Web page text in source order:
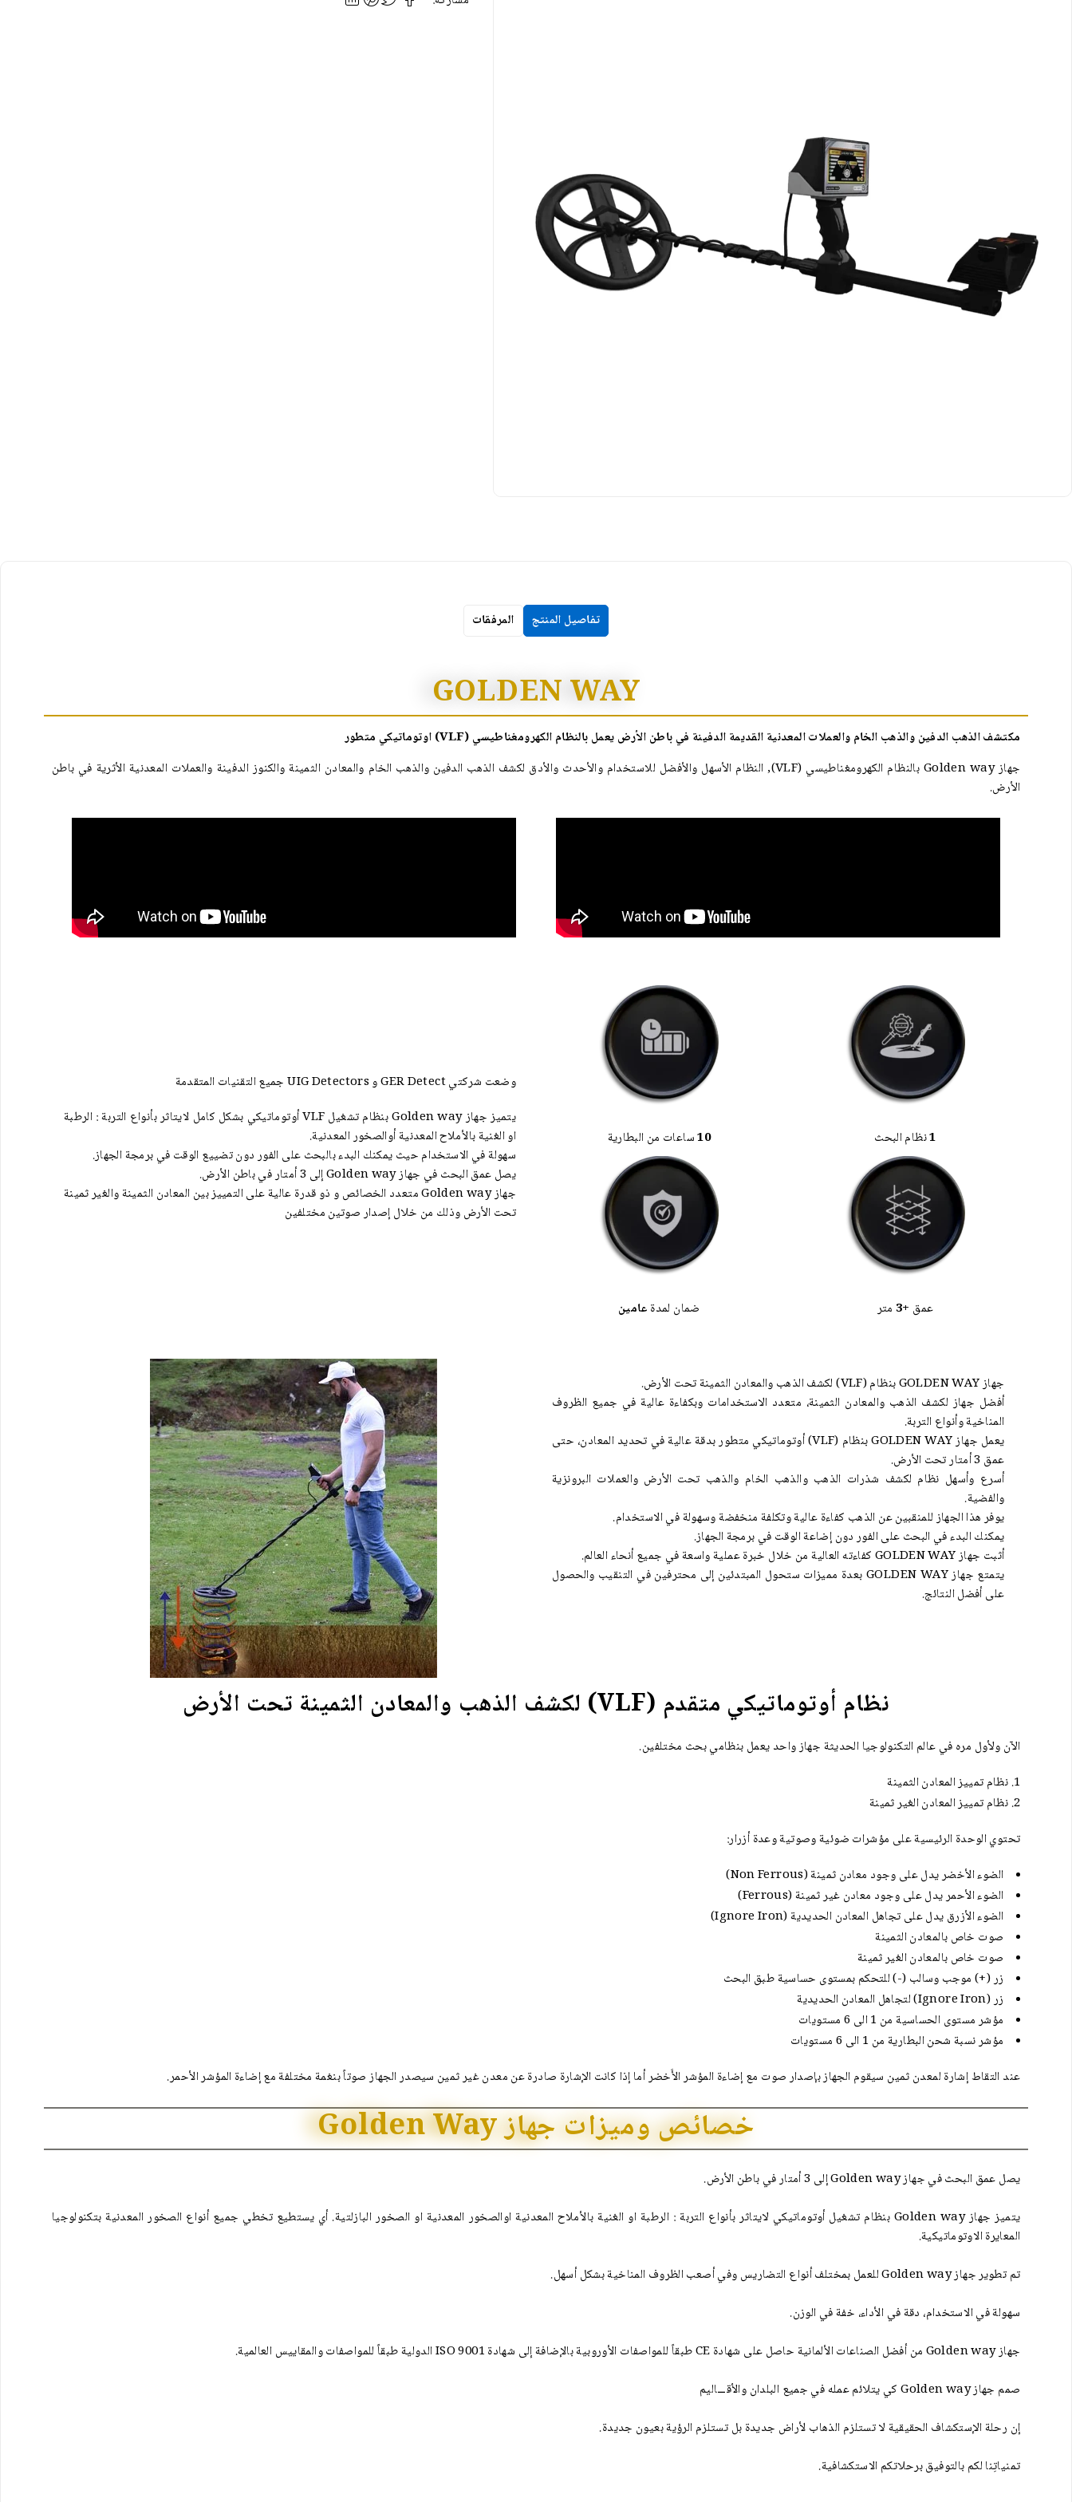
تفاصيل المنتج المرفقات
GOLDEN WAY
مكتشف الذهب الدفين والذهب الخام والعملات المعدنية القديمة الدفينة في باطن الأرض يعمل بالنظام الكهرومغناطيسي (VLF) اوتوماتيكي متطور
جهاز Golden way بالنظام الكهرومغناطيسي (VLF), النظام الأسهل والأفضل للاستخدام والأحدث والأدق لكشف الذهب الدفين والذهب الخام والمعادن الثمينة والكنوز الدفينة والعملات المعدنية الأثرية في باطن
الأرض.
1نظام البحث 10ساعات من البطارية
عمق +3 متر ضمان لمدةعامين
وضعت شركتي GER Detect و UIG Detectors جميع التقنيات المتقدمة
يتميز جهاز Golden way بنظام تشغيل VLF أوتوماتيكي بشكل كامل لايتاثر بأنواع التربة : الرطبة
او الغنية بالأملاح المعدنية أوالصخور المعدنية.
سهولة في الاستخدام حيث يمكنك البدء بالبحث على الفور دون تضييع الوقت في برمجة الجهاز.
يصل عمق البحث في جهاز Golden way إلى 3 أمتار في باطن الأرض.
جهاز Golden way متعدد الخصائص و ذو قدرة عالية على التمييز بين المعادن الثمينة والغير ثمينة
تحت الأرض وذلك من خلال إصدار صوتين مختلفين
جهاز GOLDEN WAY بنظام (VLF) لكشف الذهب والمعادن الثمينة تحت الأرض.
أفضل جهاز لكشف الذهب والمعادن الثمينة، متعدد الاستخدامات وبكفاءة عالية في جميع الظروف
المناخية وأنواع التربة.
يعمل جهاز GOLDEN WAY بنظام (VLF) أوتوماتيكي متطور بدقة عالية في تحديد المعادن، حتى
عمق 3 أمتار تحت الأرض.
أسرع وأسهل نظام لكشف شذرات الذهب والذهب الخام والذهب تحت الأرض والعملات البرونزية
والفضية.
يوفر هذا الجهاز للمنقبين عن الذهب كفاءة عالية وتكلفة منخفضة وسهولة في الاستخدام.
يمكنك البدء في البحث على الفور دون إضاعة الوقت في برمجة الجهاز.
أثبت جهاز GOLDEN WAY كفاءته العالية من خلال خبرة عملية واسعة في جميع أنحاء العالم.
يتمتع جهاز GOLDEN WAY بعدة مميزات ستحول المبتدئين إلى محترفين في التنقيب والحصول
على أفضل النتائج.
نظام أوتوماتيكي متقدم (VLF) لكشف الذهب والمعادن الثمينة تحت الأرض
الآن ولأول مره في عالم التكنولوجيا الحديثة جهاز واحد يعمل بنظامي بحث مختلفين.
نظام تمييز المعادن الثمينة
نظام تمييز المعادن الغير ثمينة
تحتوي الوحدة الرئيسية على مؤشرات ضوئية وصوتية وعدة أزرار:
الضوء الأخضر يدل على وجود معادن ثمينة (Non Ferrous)
الضوء الأحمر يدل على وجود معادن غير ثمينة (Ferrous)
الضوء الأزرق يدل على تجاهل المعادن الحديدية (Ignore Iron)
صوت خاص بالمعادن الثمينة
صوت خاص بالمعادن الغير ثمينة
زر (+) موجب وسالب (-) للتحكم بمستوى حساسية طبق البحث
زر (Ignore Iron) لتجاهل المعادن الحديدية
مؤشر مستوى الحساسية من 1 الى 6 مستويات
مؤشر نسبة شحن البطارية من 1 الى 6 مستويات
عند التقاط إشارة لمعدن ثمين سيقوم الجهاز بإصدار صوت مع إضاءة المؤشر الأَخضر أما إذا كانت الإشارة صادرة عن معدن غير ثمين سيصدر الجهاز صوتاً بنغمة مختلفة مع إضاءة المؤشر الأحمر.
خصائص وميزات جهاز Golden Way
يصل عمق البحث في جهاز Golden way إلى 3 أمتار في باطن الأرض.
يتميز جهاز Golden way بنظام تشغيل أوتوماتيكي لايتاثر بأنواع التربة : الرطبة او الغنية بالأملاح المعدنية اوالصخور المعدنية او الصخور البازلتية. أي يستطيع تخطي جميع أنواع الصخور المعدنية بتكنولوجيا
المعايرة الاوتوماتيكية.
تم تطوير جهاز Golden way للعمل بمختلف أنواع التضاريس وفي أصعب الظروف المناخية بشكل أسهل.
سهولة في الاستخدام، دقة في الأداء، خفة في الوزن.
جهاز Golden way من أفضل الصناعات الألمانية حاصل على شهادة CE طبقاً للمواصفات الأوروبية بالإضافة إلى شهادة ISO 9001 الدولية طبقاً للمواصفات والمقاييس العالمية.
صمم جهاز Golden way كي يتلائم عمله في جميع البلدان وﺍﻷﻗـــﺎﻟﻴﻢ
إن رحلة الإستكشاف الحقيقية لا تستلزم الذهاب لأراض جديدة بل تستلزم الرؤية بعيون جديدة.
تمنياتِنا لكم بالتوفيق برحلاتكم الاستكشافية.